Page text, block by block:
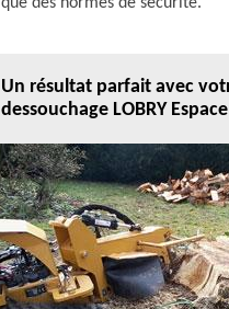
Un résultat parfait avec
dessouchage LOBRY